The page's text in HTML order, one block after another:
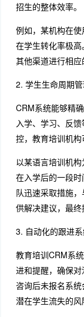
招生的整体效率。
例如，某机构在
在学生转化率极
其他渠道进行相应
2. 学生生命周期
CRM系统能够精
入学、学习、反
控，教育培训机构
以某语言培训机
在入学后的一段
队迅速采取措施
供解决建议，最终
3. 自动化的跟进
教育培训CRM系
进和提醒，确保
咨询后未报名系
潜在学生流失的风